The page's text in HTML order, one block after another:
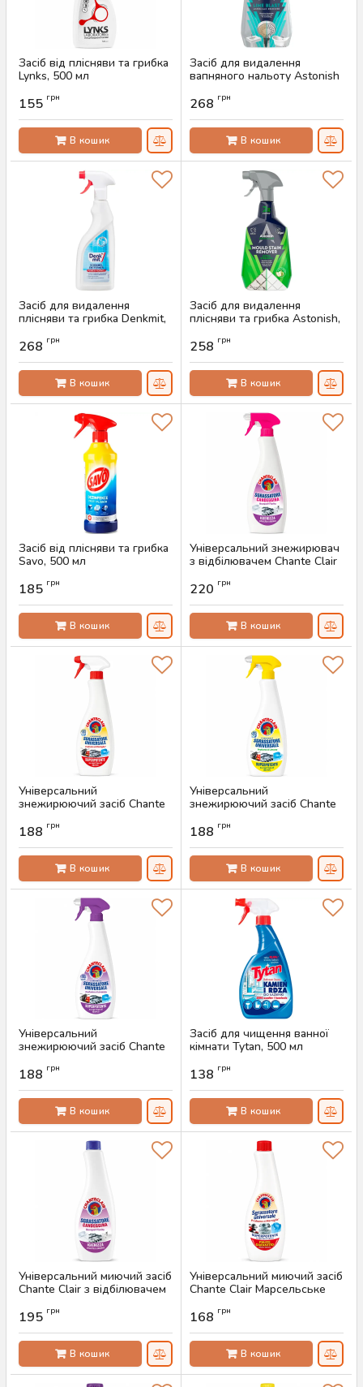
Засіб від плісняви та грибка
Lynks, 500 мл
155 грн
В кошик
Засіб для видалення
вапняного нальоту Astonish
Артикул:
268 грн
В кошик
Засіб для видалення
плісняви та грибка Denkmit,
Артикул:
268 грн
В кошик
Засіб для видалення
плісняви та грибка Astonish,
Артикул:
258 грн
В кошик
Засіб від плісняви та грибка
Savo, 500 мл
185 грн
В кошик
Універсальний знежирювач
з відбілювачем Chante Clair
Bouquet, 625 мл
Артикул:AS-00517
220 грн
В кошик
Універсальний
знежирюючий засіб Chante
Артикул:
188 грн
В кошик
Універсальний
знежирюючий засіб Chante
Артикул:
188 грн
В кошик
Універсальний
знежирюючий засіб Chante
Артикул:
188 грн
В кошик
Засіб для чищення ванної
кімнати Tytan, 500 мл
138 грн
В кошик
Універсальний миючий засіб
Chante Clair з відбілювачем
Артикул:
195 грн
В кошик
Універсальний миючий засіб
Chante Clair Марсельське
Артикул:
168 грн
В кошик